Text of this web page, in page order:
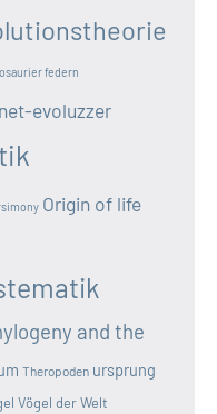
federn
evoluzzer
Origin of life
and the
Theropoden ursprung
Vögel der Welt